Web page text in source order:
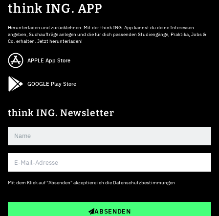
think ING. APP
Herunterladen und zurücklehnen: Mit der think ING. App kannst du deine Interessen
angeben, Suchaufträge anlegen und die für dich passenden Studiengänge, Praktika, Jobs &
Co. erhalten. Jetzt herunterladen!
APPLE App Store
GOOGLE Play Store
think ING. Newsletter
Mit dem Klick auf "Absenden" akzeptiere ich die Datenschutzbestimmungen
ABSENDEN